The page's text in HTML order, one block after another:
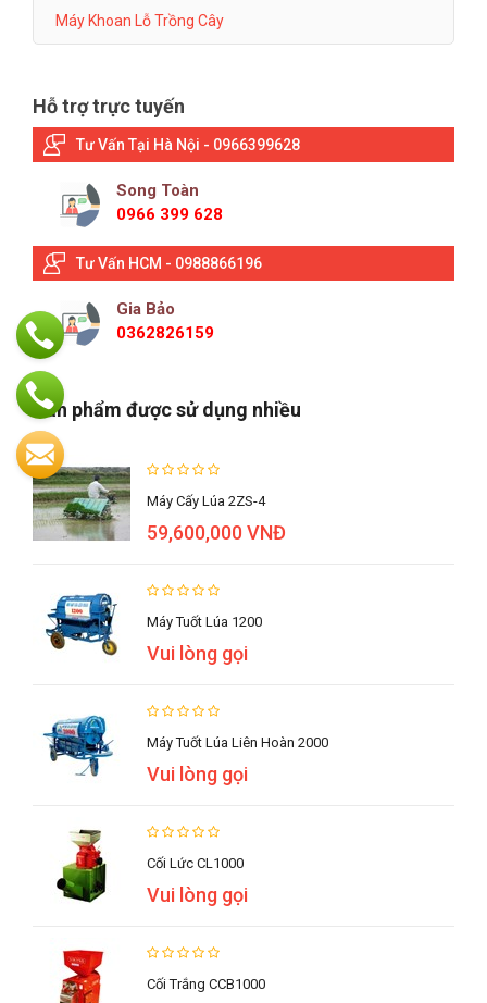
Máy Khoan Lỗ Trồng Cây
Hỗ trợ trực tuyến
Tư Vấn Tại Hà Nội - 0966399628
Song Toàn
0966 399 628
Tư Vấn HCM - 0988866196
Gia Bảo
0362826159
Sản phẩm được sử dụng nhiều
Máy Cấy Lúa 2ZS-4
59,600,000 VNĐ
Máy Tuốt Lúa 1200
Vui lòng gọi
Máy Tuốt Lúa Liên Hoàn 2000
Vui lòng gọi
Cối Lức CL1000
Vui lòng gọi
Cối Trắng CCB1000